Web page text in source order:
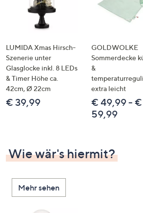
LUMIDA Xmas Hirsch-
Szenerie unter
Glasglocke inkl. 8 LEDs
& Timer Höhe ca.
42cm, Ø 22cm
€ 39,99
GOLDWOLKE
Sommerdecke
&
extra leicht
€ 49,99 - €
59,99
Wie wär's hiermit?
Mehr sehen